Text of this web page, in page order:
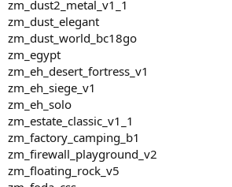
zm_dust2_metal_v1_1
zm_dust_elegant
zm_dust_world_bc18go
zm_egypt
zm_eh_desert_fortress_v1
zm_eh_siege_v1
zm_eh_solo
zm_estate_classic_v1_1
zm_factory_camping_b1
zm_firewall_playground_v2
zm_floating_rock_v5